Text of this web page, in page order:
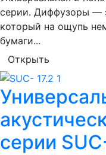
серии. Диффузоры —
который на ощупь
бумаги...
Открыть
серии